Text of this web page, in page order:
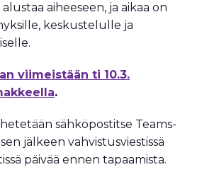
alustaa aiheeseen, ja aikaa on
keskustelulle ja
viimeistään ti 10.3.
.
sähköpostitse Teams-
jälkeen vahvistusviestissä
päivää ennen tapaamista.